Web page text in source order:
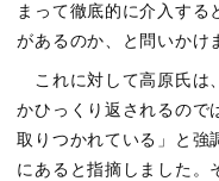
まって徹底的に介入する
があるのか、と問いかけ
これに対して高原氏は
かひっくり返されるので
取りつかれている」と強
にあると指摘しました。